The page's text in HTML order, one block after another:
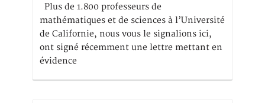
Plus de 1.800 professeurs de
mathématiques et de sciences à l’Université
de Californie, nous vous le signalions ici,
ont signé récemment une lettre mettant en
évidence